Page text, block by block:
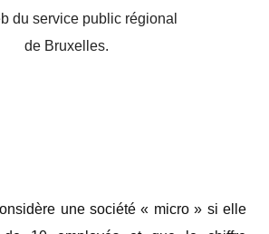
du service public régional
de Bruxelles.
une société « micro » si elle